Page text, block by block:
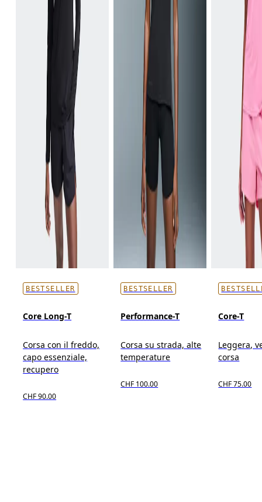
BESTSELLER
Core Long-T
Corsa con il freddo,
capo essenziale,
recupero
CHF 90.00
BESTSELLER
Performance-T
Corsa su strada, alte
temperature
CHF 100.00
Core-T
Leggera,
corsa
CHF 75.00